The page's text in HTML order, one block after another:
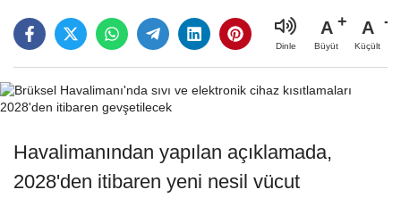
Dinle
A
Büyüt
A
Küçült
Havalimanından yapılan açıklamada,
2028'den itibaren yeni nesil vücut